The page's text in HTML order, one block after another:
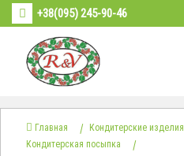
+38(095) 245-90-46
Главная Кондитерские изделия
Кондитерская посыпка